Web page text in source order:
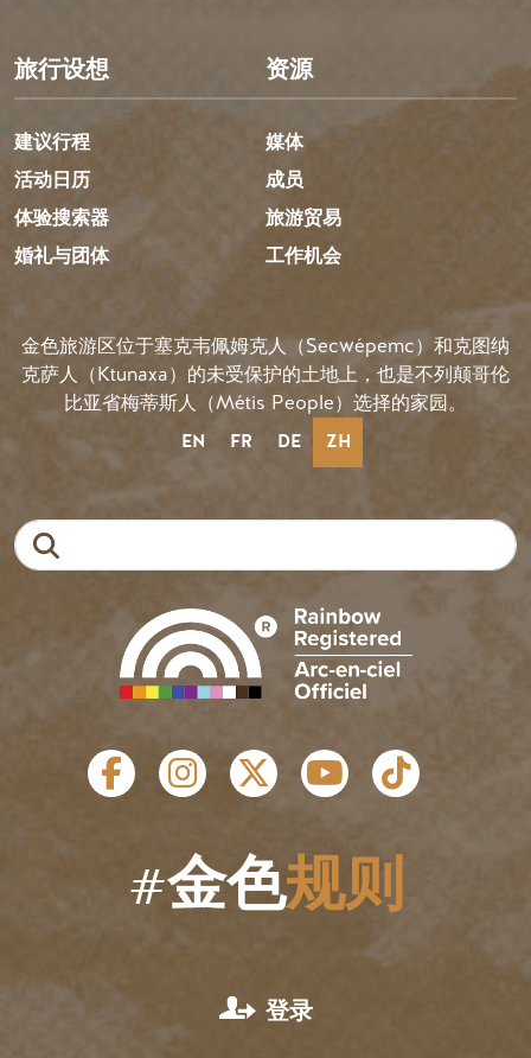
旅行设想
建议行程
活动日历
体验搜索器
婚礼与团体
资源
媒体
成员
旅游贸易
工作机会
金色旅游区位于塞克韦佩姆克人（Secwépemc）和克图纳
克萨人（Ktunaxa）的未受保护的土地上，也是不列颠哥伦
比亚省梅蒂斯人（Métis People）选择的家园。
EN FR DE ZH
社会链接
#金色规则
用户账户菜单 登录